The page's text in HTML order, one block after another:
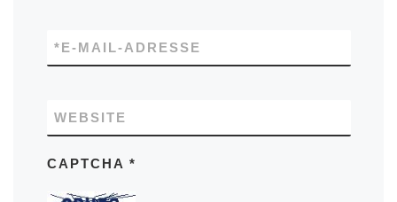
E-MAIL-ADRESSE
*
WEBSITE
CAPTCHA *